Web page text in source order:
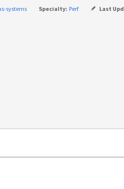
systems Specialty: Perf Last